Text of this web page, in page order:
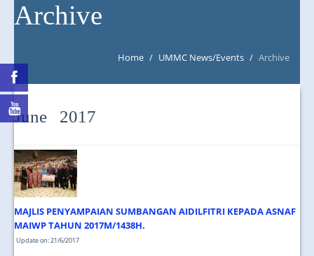
NEWS/EVENTS
MAPS & LOCATION
Archive
Home / UMMC News/Events / Archive
June 2017
MAJLIS PENYAMPAIAN SUMBANGAN AIDILFITRI KEPADA ASNAF
MAIWP TAHUN 2017M/1438H.
Update on: 21/6/2017